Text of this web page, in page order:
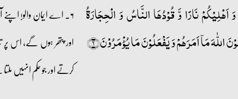
اَہۡلِیۡکُمۡ نَارًا وَّ قُوۡدُہَا النَّاسُ وَ الۡحِجَارَۃُ
مَاۤ اَمَرَہُمۡ وَ یَفۡعَلُوۡنَ مَا یُؤۡمَرُوۡنَ﴿۶﴾
۶۔ اے ایمان والو!
اور پتھر ہوں گے، اس پر
کرتے اور جو حکم انہیں